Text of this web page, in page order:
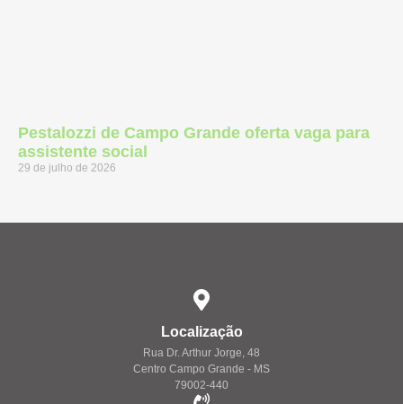
Pestalozzi de Campo Grande oferta vaga para
assistente social
29 de julho de 2026
Localização
Rua Dr. Arthur Jorge, 48
Centro Campo Grande - MS
79002-440